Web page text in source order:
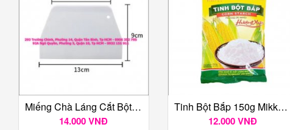
Miếng Chà Láng Cắt Bột Hình Thang Nhỏ 13cm
14.000 VNĐ
Tinh Bột Bắp 150g Mikko Hương Xưa
12.000 VNĐ